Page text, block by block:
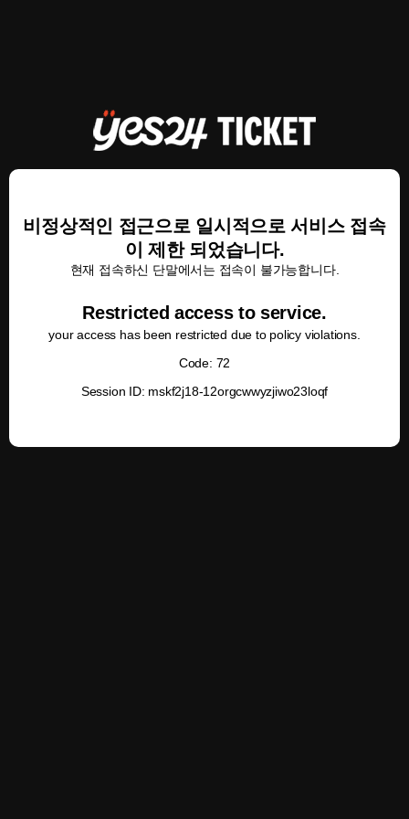
비정상적인 접근으로 일시적으로 서비스 접속
이 제한 되었습니다.
현재 접속하신 단말에서는 접속이 불가능합니다.
Restricted access to service.
your access has been restricted due to policy violations.
Code: 72
Session ID: mskf2j18-12orgcwwyzjiwo23loqf